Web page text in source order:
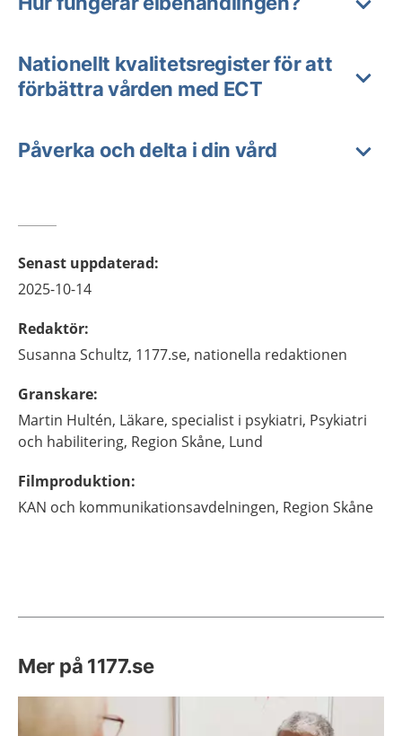
Nationellt kvalitetsregister för att
förbättra vården med ECT
Påverka och delta i din vård
Senast uppdaterad:
2025-10-14
Redaktör:
Susanna Schultz, 1177.se, nationella redaktionen
Granskare:
Martin Hultén, Läkare, specialist i psykiatri, Psykiatri
och habilitering, Region Skåne, Lund
Filmproduktion:
KAN och kommunikationsavdelningen, Region Skåne
Mer på 1177.se